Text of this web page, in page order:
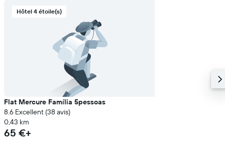
Hôtel 4 étoile(s)
Flat Mercure Família 5pessoas
8.6 Excellent (38 avis)
0,43 km
65 €+